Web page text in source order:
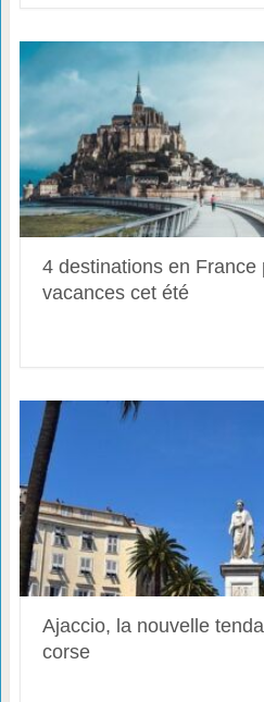
4 destinations en France
vacances cet été
Ajaccio, la nouvelle
corse